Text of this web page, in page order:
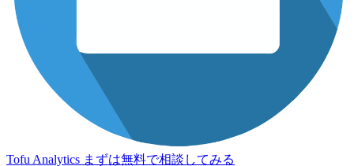
Tofu Analytics まずは無料で相談してみる